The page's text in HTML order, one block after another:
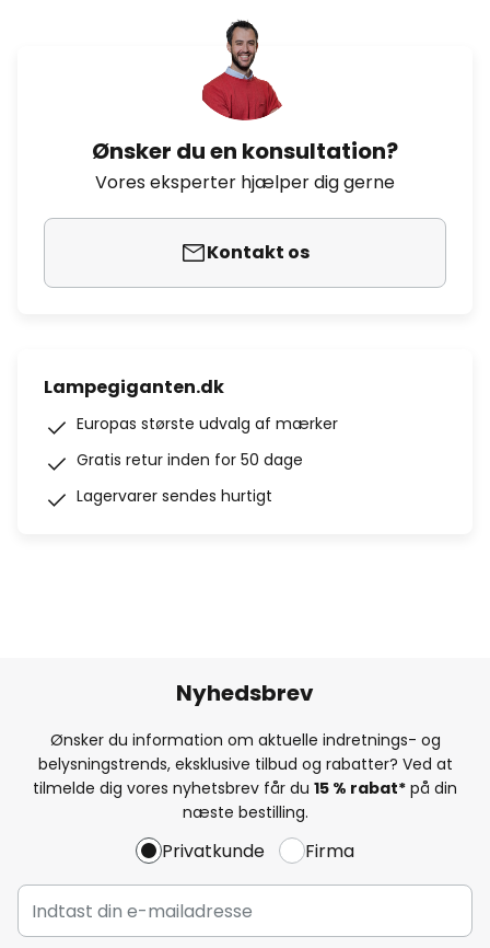
Ønsker du en konsultation?
Vores eksperter hjælper dig gerne
Kontakt os
Lampegiganten.dk
Europas største udvalg af mærker
Gratis retur inden for 50 dage
Lagervarer sendes hurtigt
Nyhedsbrev
Ønsker du information om aktuelle indretnings- og
belysningstrends, eksklusive tilbud og rabatter? Ved at
tilmelde dig vores nyhetsbrev får du 15 % rabat* på din
næste bestilling.
Privatkunde Firma